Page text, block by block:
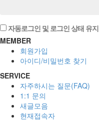
자동로그인 및 로그인 상태 유지
MEMBER
회원가입
아이디/비밀번호 찾기
SERVICE
자주하시는 질문(FAQ)
1:1 문의
새글모음
현재접속자